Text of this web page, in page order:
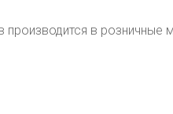
в розничные